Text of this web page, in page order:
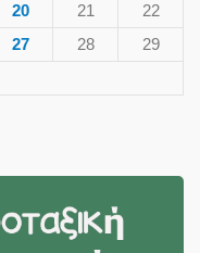
20 21
22
27 28
29